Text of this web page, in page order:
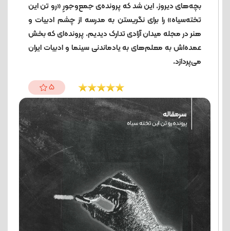
بچه‌های دیروز. این شد که پرونده‌ی جمع‌وجورِ «رو تن این
تخته‌سیاه» را برای نگریستن به مدرسه از چشم ادبیات و
هنر در مجله میدان آزادی تدارک دیدیم. پرونده‌ای که بخش
عمده‌اش به معلم‌های به یادماندنی سینما و ادبیات ایران
می‌پردازد.
5